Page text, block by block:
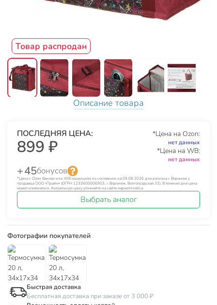
Товар распродан
Описание товара
ПОСЛЕДНЯЯ ЦЕНА:
899 ₽
*Цена на Ozon:
нет данных
*Цена на WB:
нет данных
+ 45бонусов
*Цена с Озон банком или WB кошельком по состоянию на 09.08.2026 для региона г. Воронеж у
продавца ООО «Прайм» (ОГРН 1233600006903, г. Воронеж, Волгоградская 32). В течение дня цена
может изменяться. Актуальную цену уточняйте на сайте маркетплейса.
Выбрать аналог
Фотографии покупателей
Быстрая доставка
Бесплатная доставка при заказе от 3 000 ₽